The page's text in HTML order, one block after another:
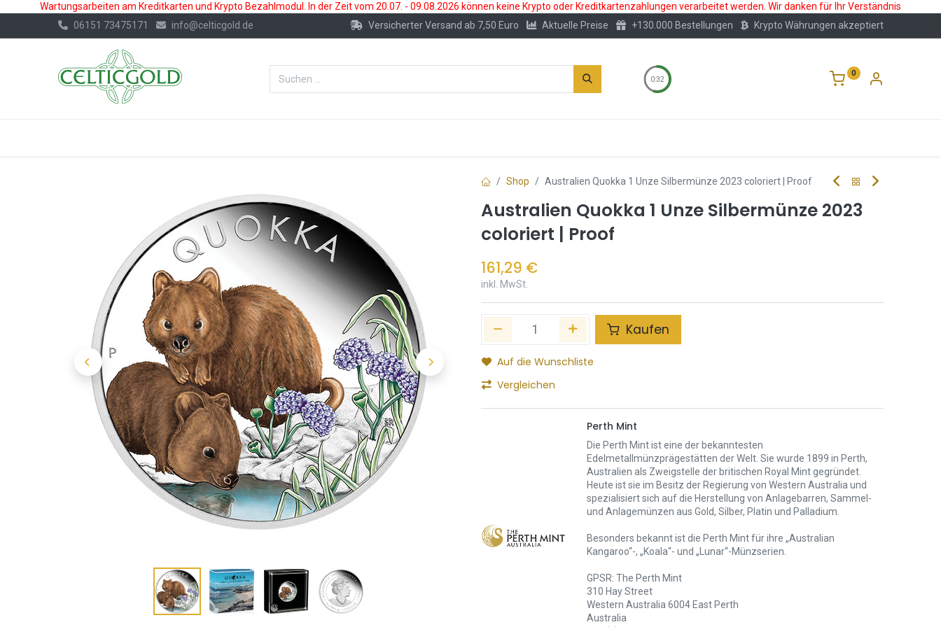
Wartungsarbeiten am Kreditkarten und Krypto Bezahlmodul. In der Zeit vom 20.07. - 09.08.2026 können keine Krypto oder Kreditkartenzahlungen verarbeitet werden. Wir danken für Ihr Verständnis
06151 73475171
info@celticgold.de Versicherter Versand ab 7,50 Euro Aktuelle Preise +130.000 Bestellungen Krypto Währungen akzeptiert
0:32
0
Shop Australien Quokka 1 Unze Silbermünze 2023 coloriert | Proof
Australien Quokka 1 Unze Silbermünze 2023
coloriert | Proof
161,29 €
inkl. MwSt.
Kaufen
Auf die Wunschliste
Vergleichen
Perth Mint
Die Perth Mint ist eine der bekanntesten
Edelmetallmünzprägestätten der Welt. Sie wurde 1899 in Perth,
Australien als Zweigstelle der britischen Royal Mint gegründet.
Heute ist sie im Besitz der Regierung von Western Australia und
spezialisiert sich auf die Herstellung von Anlagebarren, Sammel-
und Anlagemünzen aus Gold, Silber, Platin und Palladium.
Besonders bekannt ist die Perth Mint für ihre „Australian
Kangaroo“-, „Koala“- und „Lunar“-Münzserien.
GPSR: The Perth Mint
310 Hay Street
Western Australia 6004 East Perth
Australia